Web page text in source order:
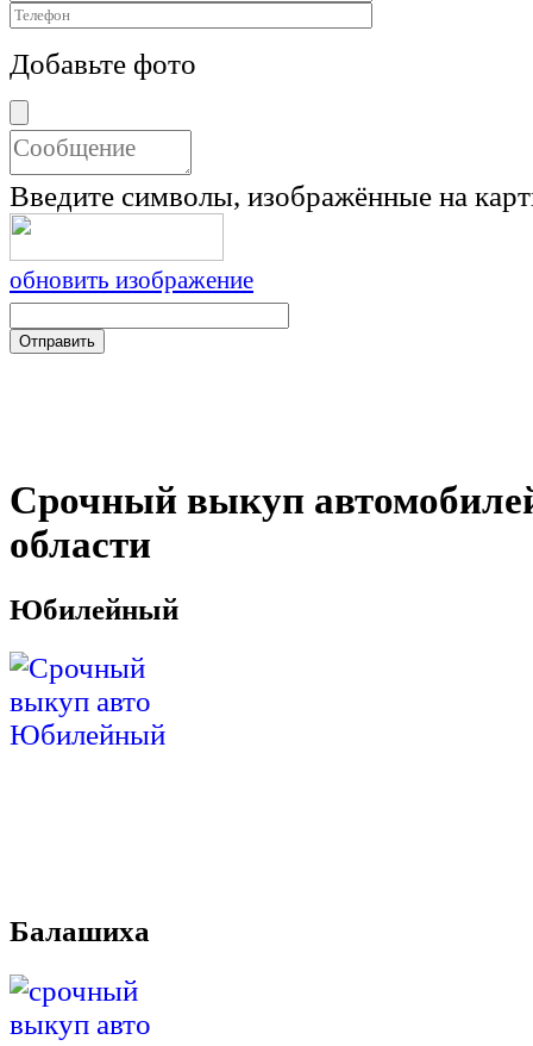
Добавьте фото
Введите символы, изображённые на
обновить изображение
Срочный выкуп
области
Юбилейный
Балашиха